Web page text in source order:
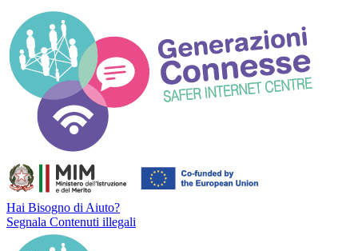
Hai Bisogno di Aiuto?
Segnala Contenuti illegali